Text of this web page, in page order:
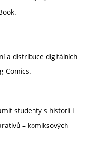
a distribuce digitálních
Comics.
studenty s historií i
– komiksových